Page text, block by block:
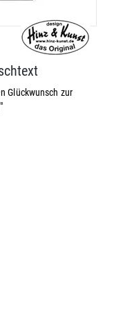
Glückwunsch zur